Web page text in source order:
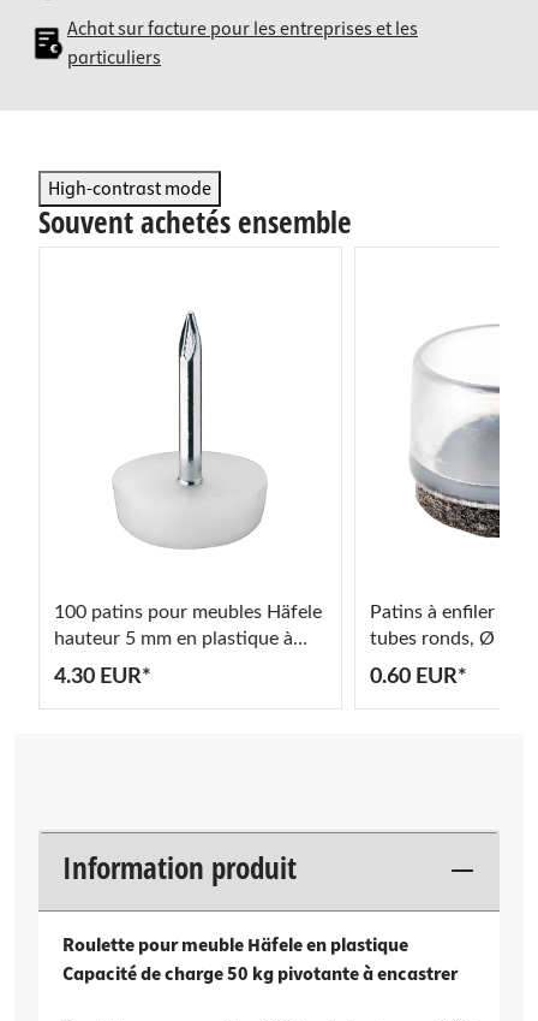
Achat sur facture pour les entreprises et les
particuliers
High-contrast mode
Souvent achetés ensemble
100 patins pour meubles Häfele
hauteur 5 mm en plastique à
frapper
4.30 EUR*
Patins à enfiler
tubes ronds, Ø 12 -
0.60 EUR*
Information produit
Roulette pour meuble Häfele en plastique
Capacité de charge 50 kg pivotante à encastrer